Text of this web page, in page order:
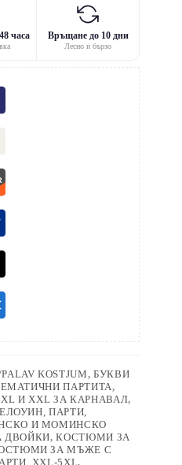
часа Връщане до 10 дни
Лесно и бързо
KOSTJUM, БУКВИ
ПАРТИТА,
И XXL ЗА КАРНАВАЛ,
ПАРТИ,
И МОМИНСКО
ДВОЙКИ,КОСТЮМИ ЗА
ЗА МЪЖЕ С
XXL-5XL,